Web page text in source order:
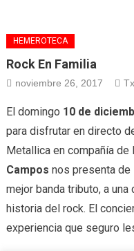
HEMEROTECA
Rock En Familia
noviembre 26, 2017
El domingo 10 de
para disfrutar en directo
Metallica en compañía
Campos nos presenta de
mejor banda tributo, a
historia del rock. El
experiencia que seguro